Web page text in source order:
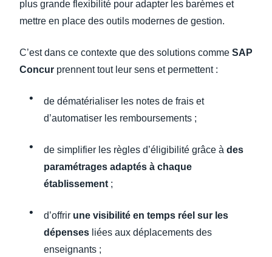
plus grande flexibilité pour adapter les barèmes et
mettre en place des outils modernes de gestion.
C’est dans ce contexte que des solutions comme SAP
Concur prennent tout leur sens et permettent :
de dématérialiser les notes de frais et
d’automatiser les remboursements ;
de simplifier les règles d’éligibilité grâce à des
paramétrages adaptés à chaque
établissement ;
d’offrir une visibilité en temps réel sur les
dépenses liées aux déplacements des
enseignants ;